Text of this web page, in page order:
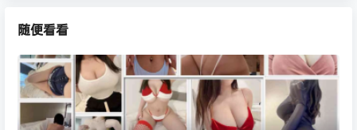
随便看看